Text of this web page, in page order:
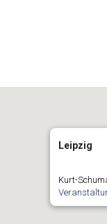
Leipzig
Kurt-